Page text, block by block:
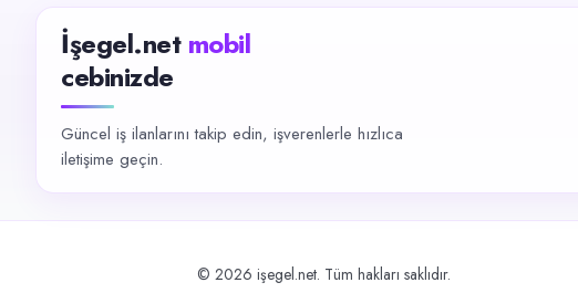
İşegel.net mobil
cebinizde
Güncel iş ilanlarını takip edin, işverenlerle hızlıca
iletişime geçin.
© 2026 işegel.net. Tüm hakları saklıdır.